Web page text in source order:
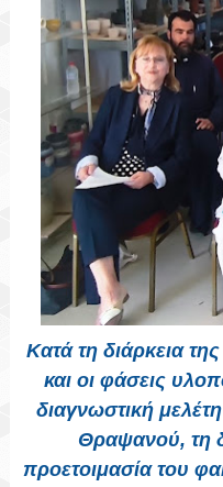
Κατά τη διάρκεια
και οι φάσεις
διαγνωστική
Θραψανού, τη
προετοιμασία του